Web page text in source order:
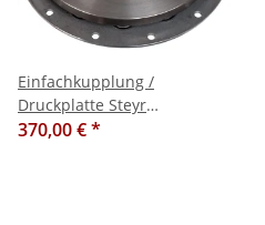
Einfachkupplung /
Druckplatte Steyr
370,00 €*